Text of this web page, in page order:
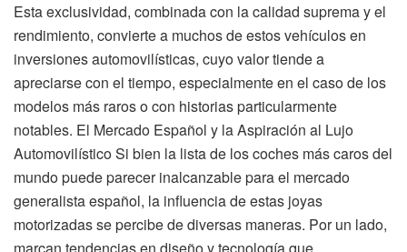
Esta exclusividad, combinada con la calidad suprema y el
rendimiento, convierte a muchos de estos vehículos en
inversiones automovilísticas, cuyo valor tiende a
apreciarse con el tiempo, especialmente en el caso de los
modelos más raros o con historias particularmente
notables. El Mercado Español y la Aspiración al Lujo
Automovilístico Si bien la lista de los coches más caros del
mundo puede parecer inalcanzable para el mercado
generalista español, la influencia de estas joyas
motorizadas se percibe de diversas maneras. Por un lado,